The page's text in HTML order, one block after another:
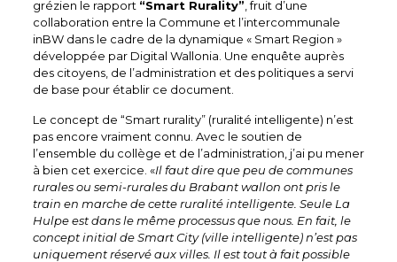
grézien le rapport “Smart Rurality” , fruit d’une
collaboration entre la Commune et l’intercommunale
inBW dans le cadre de la dynamique « Smart Region »
développée par Digital Wallonia. Une enquête auprès
des citoyens, de l’administration et des politiques a servi
de base pour établir ce document.
Le concept de “Smart rurality” (ruralité intelligente) n’est
pas encore vraiment connu. Avec le soutien de
l’ensemble du collège et de l’administration, j’ai pu mener
à bien cet exercice. «Il faut dire que peu de communes
rurales ou semi-rurales du Brabant wallon ont pris le
train en marche de cette ruralité intelligente. Seule La
Hulpe est dans le même processus que nous. En fait, le
concept initial de Smart City (ville intelligente) n’est pas
uniquement réservé aux villes. Il est tout à fait possible